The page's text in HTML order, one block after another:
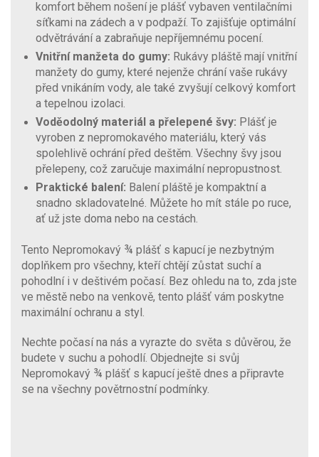
komfort během nošení je plášť vybaven ventilačními
síťkami na zádech a v podpaží. To zajišťuje optimální
odvětrávání a zabraňuje nepříjemnému pocení.
Vnitřní manžeta do gumy: Rukávy pláště mají vnitřní
manžety do gumy, které nejenže chrání vaše rukávy
před vnikáním vody, ale také zvyšují celkový komfort
a tepelnou izolaci.
Voděodolný materiál a přelepené švy: Plášť je
vyroben z nepromokavého materiálu, který vás
spolehlivě ochrání před deštěm. Všechny švy jsou
přelepeny, což zaručuje maximální nepropustnost.
Praktické balení: Balení pláště je kompaktní a
snadno skladovatelné. Můžete ho mít stále po ruce,
ať už jste doma nebo na cestách.
Tento Nepromokavý ¾ plášť s kapucí je nezbytným
doplňkem pro všechny, kteří chtějí zůstat suchí a
pohodlní i v deštivém počasí. Bez ohledu na to, zda jste
ve městě nebo na venkově, tento plášť vám poskytne
maximální ochranu a styl.
Nechte počasí na nás a vyrazte do světa s důvěrou, že
budete v suchu a pohodlí. Objednejte si svůj
Nepromokavý ¾ plášť s kapucí ještě dnes a připravte
se na všechny povětrnostní podmínky.